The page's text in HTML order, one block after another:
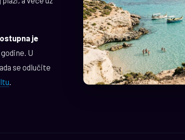
je
U
se odlučite
.